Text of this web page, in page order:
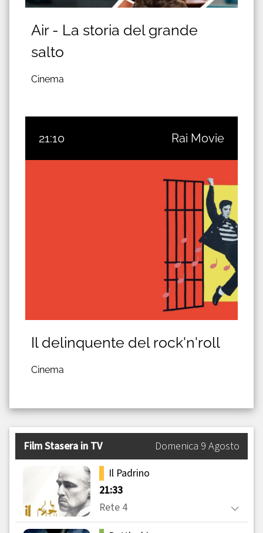
Air - La storia del grande
salto
Cinema
21:10 Rai Movie
Il delinquente del rock'n'roll
Cinema